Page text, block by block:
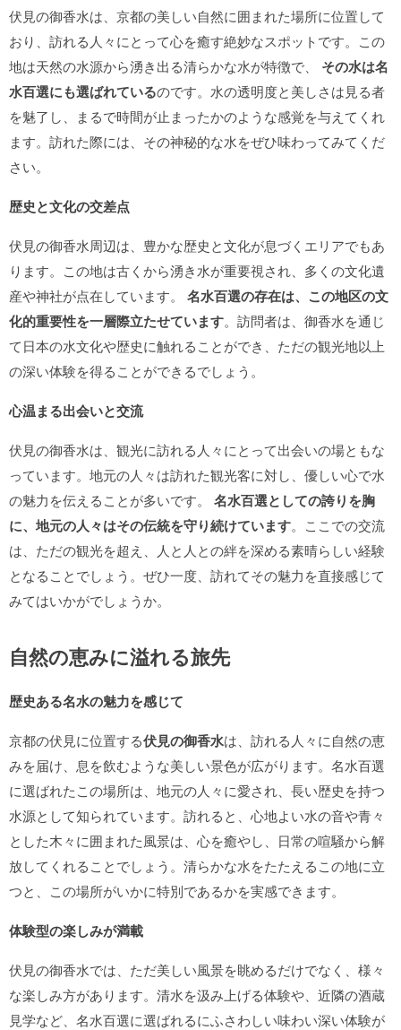
伏見の御香水は、京都の美しい自然に囲まれた場所に位置して
おり、訪れる人々にとって心を癒す絶妙なスポットです。この
地は天然の水源から湧き出る清らかな水が特徴で、 その水は名
水百選にも選ばれているのです。水の透明度と美しさは見る者
を魅了し、まるで時間が止まったかのような感覚を与えてくれ
ます。訪れた際には、その神秘的な水をぜひ味わってみてくだ
さい。
歴史と文化の交差点
伏見の御香水周辺は、豊かな歴史と文化が息づくエリアでもあ
ります。この地は古くから湧き水が重要視され、多くの文化遺
産や神社が点在しています。 名水百選の存在は、この地区の文
化的重要性を一層際立たせています。訪問者は、御香水を通じ
て日本の水文化や歴史に触れることができ、ただの観光地以上
の深い体験を得ることができるでしょう。
心温まる出会いと交流
伏見の御香水は、観光に訪れる人々にとって出会いの場ともな
っています。地元の人々は訪れた観光客に対し、優しい心で水
の魅力を伝えることが多いです。 名水百選としての誇りを胸
に、地元の人々はその伝統を守り続けています。ここでの交流
は、ただの観光を超え、人と人との絆を深める素晴らしい経験
となることでしょう。ぜひ一度、訪れてその魅力を直接感じて
みてはいかがでしょうか。
自然の恵みに溢れる旅先
歴史ある名水の魅力を感じて
京都の伏見に位置する伏見の御香水は、訪れる人々に自然の恵
みを届け、息を飲むような美しい景色が広がります。名水百選
に選ばれたこの場所は、地元の人々に愛され、長い歴史を持つ
水源として知られています。訪れると、心地よい水の音や青々
とした木々に囲まれた風景は、心を癒やし、日常の喧騒から解
放してくれることでしょう。清らかな水をたたえるこの地に立
つと、この場所がいかに特別であるかを実感できます。
体験型の楽しみが満載
伏見の御香水では、ただ美しい風景を眺めるだけでなく、様々
な楽しみ方があります。清水を汲み上げる体験や、近隣の酒蔵
見学など、名水百選に選ばれるにふさわしい味わい深い体験が